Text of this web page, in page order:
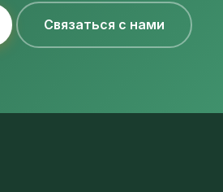
Связаться с нами